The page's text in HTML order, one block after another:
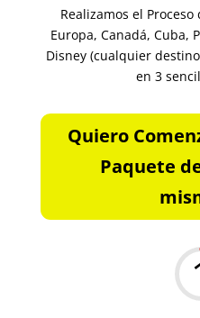
Realizamos el
Europa, Canadá, Cuba,
Disney (cualquier
en 3
Quiero
Paquete